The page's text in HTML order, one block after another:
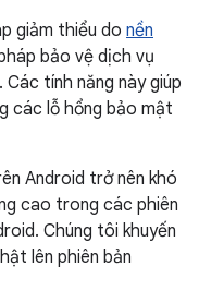
giảm thiểu do nền
bảo vệ dịch vụ
Các tính năng này giúp
các lỗ hổng bảo mật
Android trở nên khó
cao trong các phiên
Chúng tôi khuyến
lên phiên bản